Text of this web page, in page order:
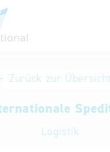
Eintrag
Zurück zur Übersicht
Logistik